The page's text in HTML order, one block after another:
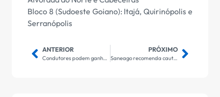
Bloco 8 (Sudoeste Goiano): Itajá, Quirinópolis e
Serranópolis
ANTERIOR
Condutores podem ganhar até 40% de desconto em multas de trânsito
PRÓXIMO
Saneago recomenda cautela no uso de água